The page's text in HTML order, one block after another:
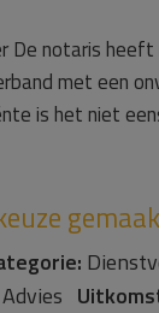
De notaris
met een
is het niet